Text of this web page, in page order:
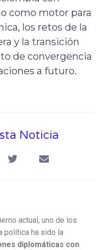
como motor para
los retos de la
y la transición
de convergencia
a futuro.​
Noticia
actual, uno de los
política ha sido la
diplomáticas con